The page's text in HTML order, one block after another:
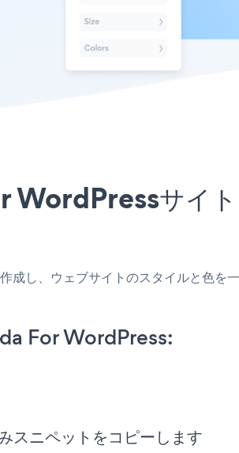
サイト
し、ウェブサイトのスタイルと色を
For WordPress:
ニペットをコピーします